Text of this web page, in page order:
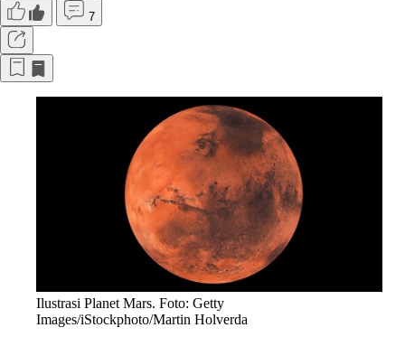
7
Ilustrasi Planet Mars. Foto: Getty
Images/iStockphoto/Martin Holverda